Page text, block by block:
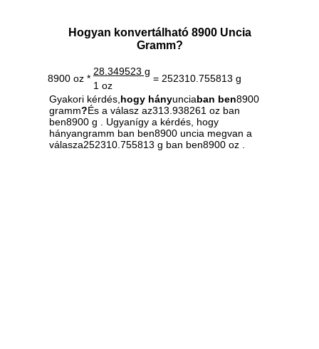
Hogyan konvertálható 8900 Uncia
Gramm?
8900 oz *
28.349523 g
= 252310.755813 g
1 oz
Gyakori kérdés,hogy hányunciaban ben8900
gramm?És a válasz az313.938261 oz ban
ben8900 g . Ugyanígy a kérdés, hogy
hányangramm ban ben8900 uncia megvan a
válasza252310.755813 g ban ben8900 oz .